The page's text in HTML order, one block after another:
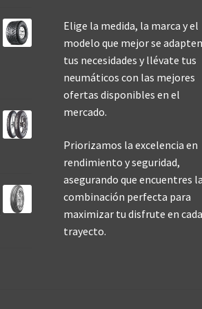
Elige la medida, la marca y el
modelo que mejor se
tus necesidades y llévate tus
neumáticos con las mejores
ofertas disponibles en el
mercado.
Priorizamos la excelencia en
rendimiento y seguridad,
asegurando que encuentres
combinación perfecta para
maximizar tu disfrute en
trayecto.